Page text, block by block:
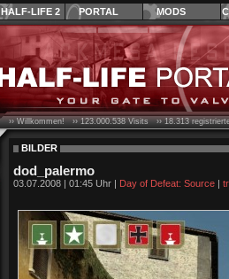
HALF-LIFE 2 PORTAL MODS
›› Willkommen! ››123.000.538Visits ››18.313
BILDER
dod_palermo
03.07.2008 | 01:45 Uhr | Day of Defeat: Source |